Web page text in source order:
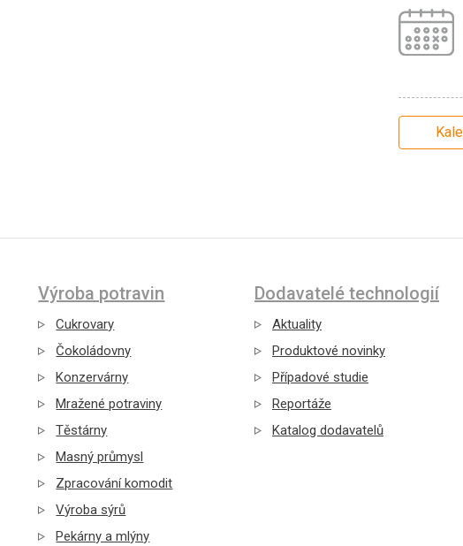
Výroba potravin
Cukrovary
Čokoládovny
Konzervárny
Mražené potraviny
Těstárny
Masný průmysl
Zpracování komodit
Výroba sýrů
Pekárny a mlýny
Dodavatelé technologií
Aktuality
Produktové novinky
Případové studie
Reportáže
Katalog dodavatelů